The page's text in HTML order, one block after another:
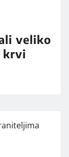
veliko
krvi